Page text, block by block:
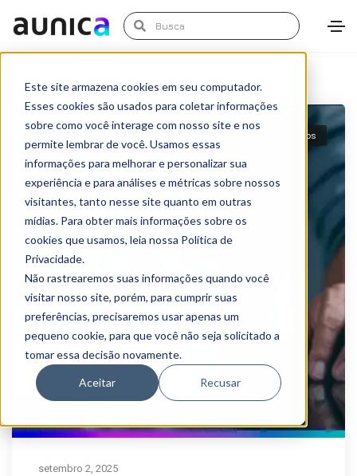
Este site armazena cookies em seu computador.
Esses cookies são usados para coletar informações
sobre como você interage com nosso site e nos
permite lembrar de você. Usamos essas
informações para melhorar e personalizar sua
experiência e para análises e métricas sobre nossos
visitantes, tanto nesse site quanto em outras
mídias. Para obter mais informações sobre os
cookies que usamos, leia nossa Política de
Privacidade.
Não rastrearemos suas informações quando você
visitar nosso site, porém, para cumprir suas
preferências, precisaremos usar apenas um
pequeno cookie, para que você não seja solicitado a
tomar essa decisão novamente.
Aceitar Recusar
Artigos
setembro 2, 2025